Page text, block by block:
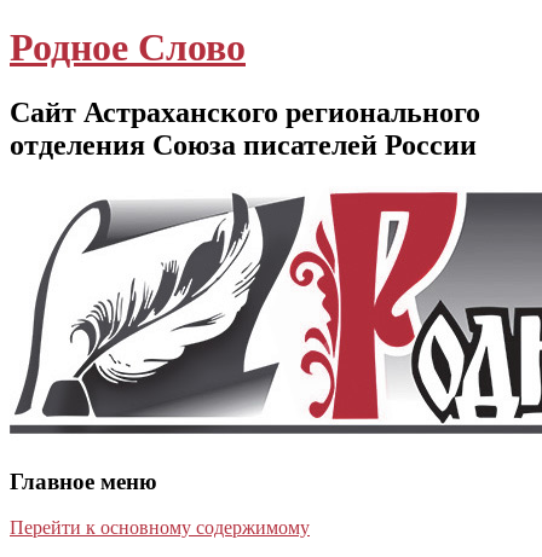
Родное Слово
Сайт Астраханского регионального
отделения Союза писателей России
Главное меню
Перейти к основному содержимому